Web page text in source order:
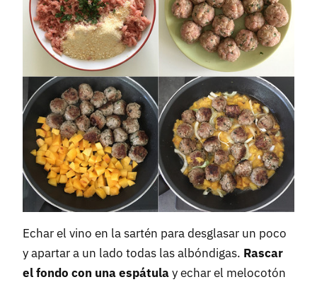
Echar el vino en la sartén para desglasar un poco
y apartar a un lado todas las albóndigas. Rascar
el fondo con una espátulay echar el melocotón